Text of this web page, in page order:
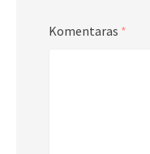
Komentaras *